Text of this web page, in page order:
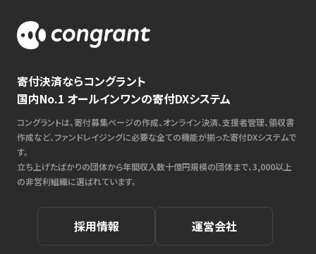
寄付決済ならコングラント
国内No.1 オールインワンの寄付DXシステム
コングラントは、寄付募集ページの作成、オンライン決済、支援者管理、領収書
作成など、ファンドレイジングに必要な全ての機能が揃った寄付DXシステムで
す。
立ち上げたばかりの団体から年間収入数十億円規模の団体まで、3,000以上
の非営利組織に選ばれています。
採用情報 運営会社